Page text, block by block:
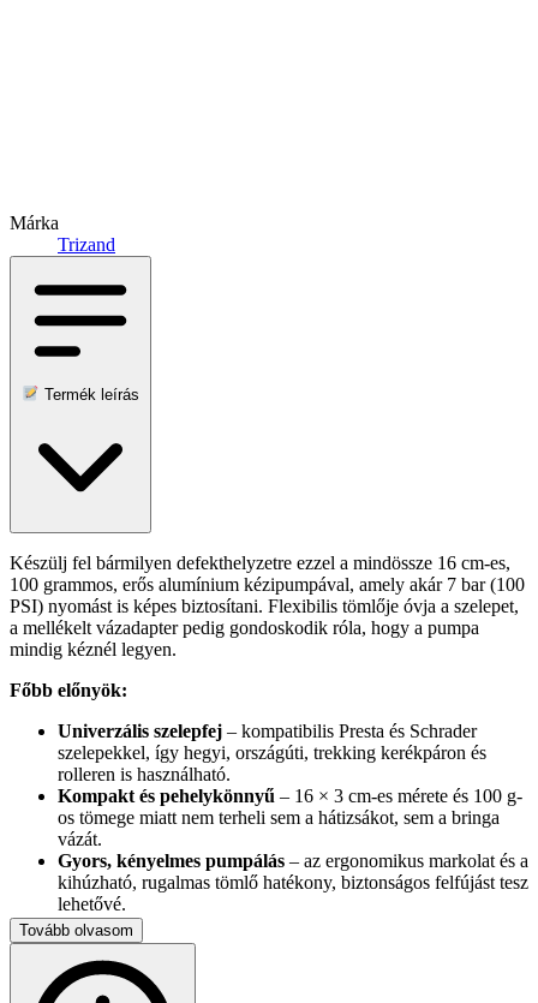
Márka
Trizand
Termék leírás
Készülj fel bármilyen defekthelyzetre ezzel a mindössze 16 cm-es,
100 grammos, erős alumínium kézipumpával, amely akár 7 bar (100
PSI) nyomást is képes biztosítani. Flexibilis tömlője óvja a szelepet,
a mellékelt vázadapter pedig gondoskodik róla, hogy a pumpa
mindig kéznél legyen.
Főbb előnyök:
Univerzális szelepfej – kompatibilis Presta és Schrader
szelepekkel, így hegyi, országúti, trekking kerékpáron és
rolleren is használható.
Kompakt és pehelykönnyű – 16 × 3 cm-es mérete és 100 g-
os tömege miatt nem terheli sem a hátizsákot, sem a bringa
vázát.
Gyors, kényelmes pumpálás – az ergonomikus markolat és a
kihúzható, rugalmas tömlő hatékony, biztonságos felfújást tesz
lehetővé.
Tartós alumínium ház
ellen védő zárógyűrűvel a hosszú élettartamért.
Beépített 4 mm-es imbuszkulcs
beállításokhoz, hogy még kevesebb szerszámot kelljen
Tovább olvasom